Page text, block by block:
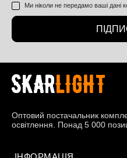
Ми ніколи не передамо ваші дані
Оптовий постачальник
освітлення. Понад 5 000